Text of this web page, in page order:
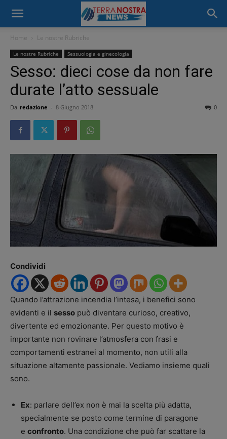
Home Le nostre Rubriche
Le nostre Rubriche Sessuologia e ginecologia
Sesso: dieci cose da non fare
durate l’atto sessuale
Da redazione - 8 Giugno 2018 0
Condividi
Quando l’attrazione incendia l’intesa, i benefici sono
evidenti e il sesso può diventare curioso, creativo,
divertente ed emozionante. Per questo motivo è
importante non rovinare l’atmosfera con frasi e
comportamenti estranei al momento, non utili alla
situazione altamente passionale. Vediamo insieme quali
sono.
Ex: parlare dell’ex non è mai la scelta più adatta,
specialmente se posto come termine di paragone
e confronto. Una condizione che può far scattare la